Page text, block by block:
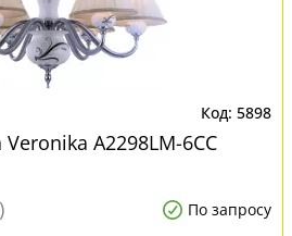
5898
A2298LM-6CC
По запросу